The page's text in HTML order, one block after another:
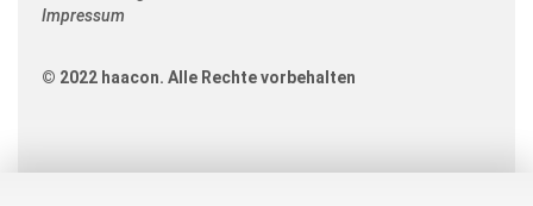
© 2022 haacon. Alle Rechte vorbehalten
Impressum